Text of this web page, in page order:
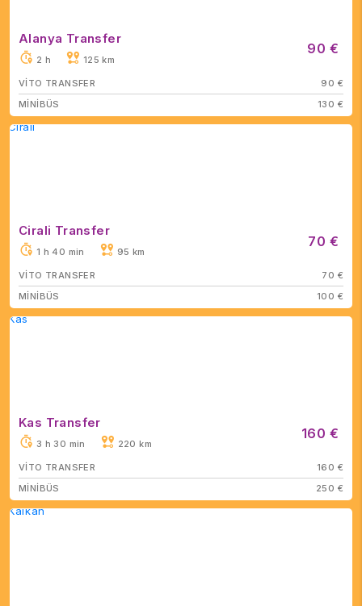
Alanya Transfer
2 h 125 km
90 €
VİTO TRANSFER
90 €
MİNİBÜS
130 €
Cirali Transfer
1 h 40 min 95 km
70 €
VİTO TRANSFER
70 €
MİNİBÜS
100 €
Kas Transfer
3 h 30 min 220 km
160 €
VİTO TRANSFER
160 €
MİNİBÜS
250 €